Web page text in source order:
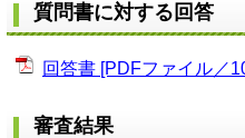
質問書に対する回答
回答書 [PDFファイル／
審査結果